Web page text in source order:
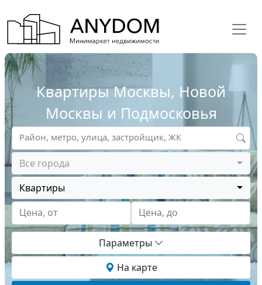
Квартиры Москвы, Новой
Москвы и Подмосковья
Все города
Квартиры
Цена, от
Цена, до
Район, метро, улица, застройщик, ЖК
Параметры
На карте